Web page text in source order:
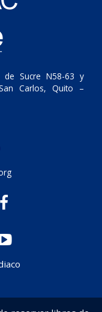
de Sucre N58-63 y
Carlos, Quito –